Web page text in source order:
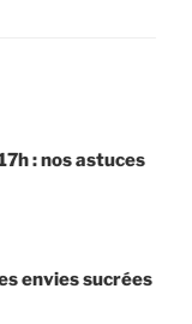
: nos astuces
envies sucrées